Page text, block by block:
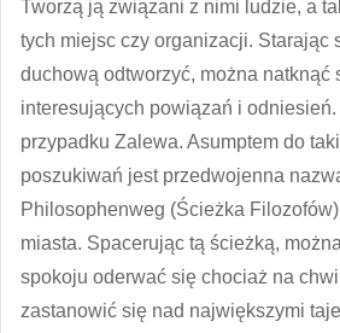
Tworzą ją związani z nimi ludzie, a
tych miejsc czy organizacji. Starając
duchową odtworzyć, można natknąć
interesujących powiązań i
przypadku Zalewa. Asumptem do
poszukiwań jest przedwojenna
Philosophenweg (Ścieżka
miasta. Spacerując tą ścieżką,
spokoju oderwać się chociaż na
zastanowić się nad największymi